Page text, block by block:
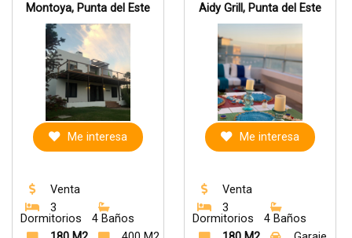
Montoya, Punta del Este
Me interesa
Venta
3
Dormitorios
4 Baños
Aidy Grill, Punta del Este
Me interesa
Venta
3
Dormitorios
4 Baños